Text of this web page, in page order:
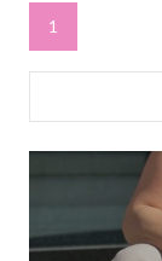
der
PAGE
1